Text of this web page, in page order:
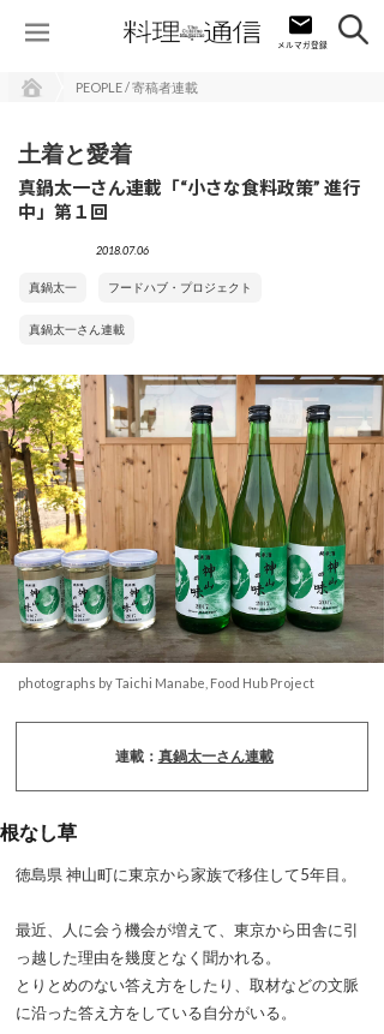
PEOPLE / 寄稿者連載
土着と愛着
真鍋太一さん連載「“小さな食料政策” 進行
中」第１回
2018.07.06
真鍋太一 フードハブ・プロジェクト
真鍋太一さん連載
photographs by Taichi Manabe, Food Hub Project
連載： 真鍋太一さん連載
根なし草
徳島県 神山町に東京から家族で移住して5年目。
最近、人に会う機会が増えて、東京から田舎に引
っ越した理由を幾度となく聞かれる。
とりとめのない答え方をしたり、取材などの文脈
に沿った答え方をしている自分がいる。